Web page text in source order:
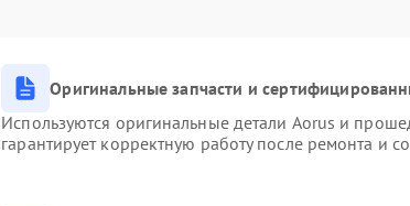
Оригинальные запчасти и
Используются оригинальные детали Aorus и
гарантирует корректную работу после ремонта и